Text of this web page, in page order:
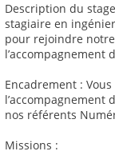
Description du
stagiaire en
pour rejoindre
l’accompagnement
Encadrement :
l’accompagnement
nos référents
Missions :